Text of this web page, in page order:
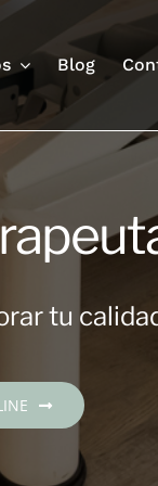
Blog
tu